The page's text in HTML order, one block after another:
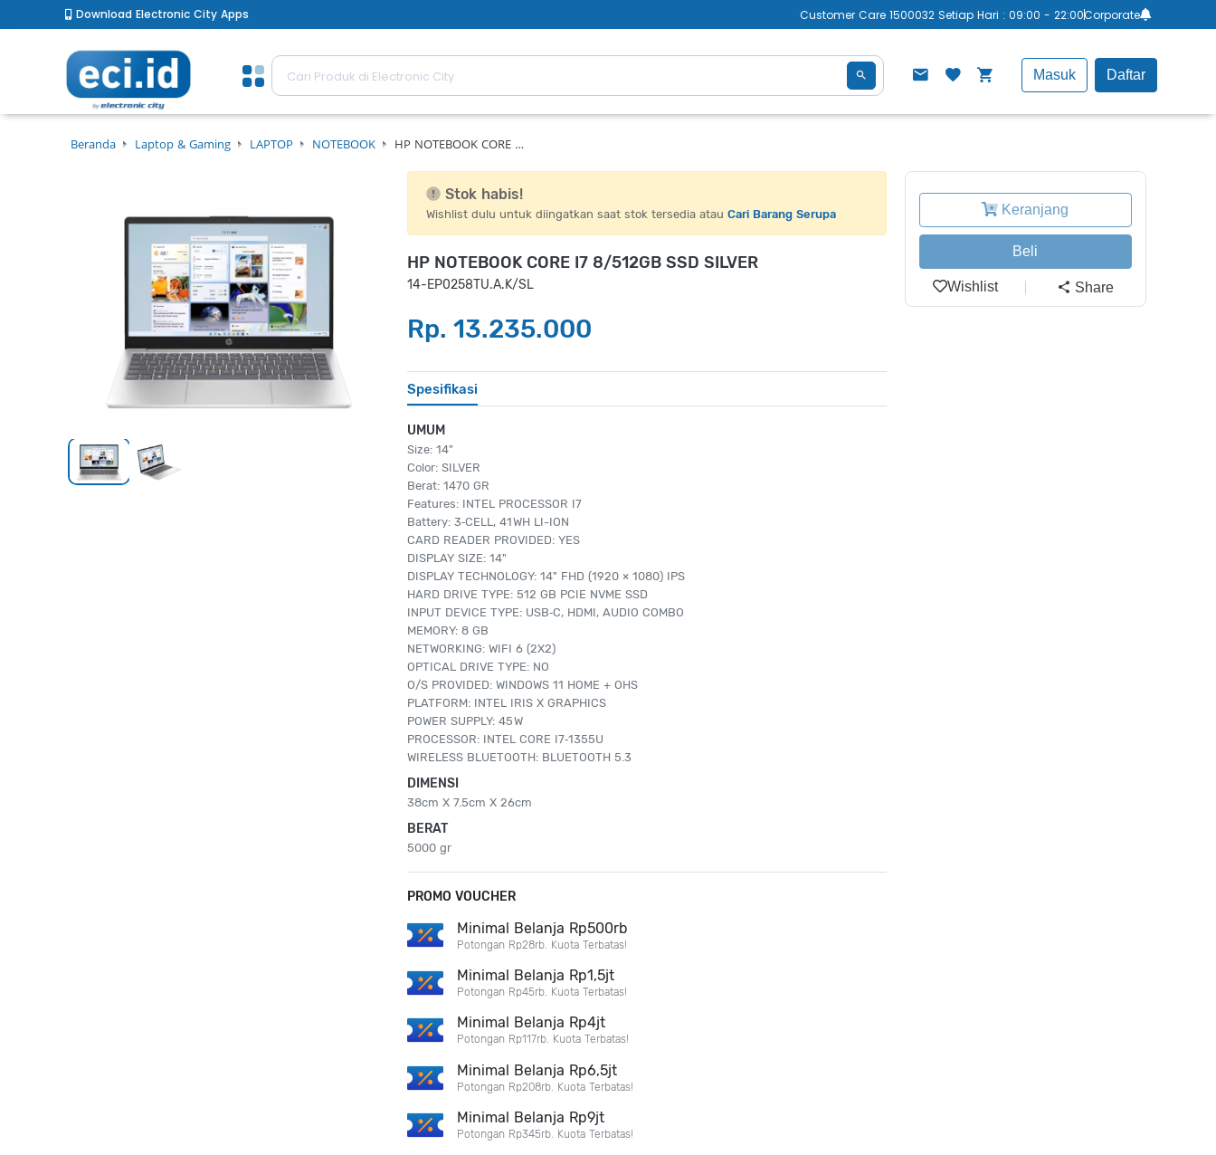
Download Electronic City Apps Customer Care 1500032 Setiap Hari : 09:00 - 22:00Corporate
Masuk Daftar
Beranda Laptop & Gaming LAPTOP NOTEBOOK HP NOTEBOOK CORE …
Stok habis!
Wishlist dulu untuk diingatkan saat stok tersedia atauCari Barang Serupa
HP NOTEBOOK CORE I7 8/512GB SSD SILVER
14-EP0258TU.A.K/SL
Rp. 13.235.000
Spesifikasi
UMUM
Size: 14"
Color: SILVER
Berat: 1470 GR
Features: INTEL PROCESSOR I7
Battery: 3‑CELL, 41 WH LI-ION
CARD READER PROVIDED: YES
DISPLAY SIZE: 14"
DISPLAY TECHNOLOGY: 14" FHD (1920 × 1080) IPS
HARD DRIVE TYPE: 512 GB PCIE NVME SSD
INPUT DEVICE TYPE: USB‑C, HDMI, AUDIO COMBO
MEMORY: 8 GB
NETWORKING: WIFI 6 (2X2)
OPTICAL DRIVE TYPE: NO
O/S PROVIDED: WINDOWS 11 HOME + OHS
PLATFORM: INTEL IRIS X GRAPHICS
POWER SUPPLY: 45 W
PROCESSOR: INTEL CORE I7‑1355U
WIRELESS BLUETOOTH: BLUETOOTH 5.3
DIMENSI
38cm X 7.5cm X 26cm
BERAT
5000 gr
PROMO VOUCHER
Minimal Belanja Rp500rb
Potongan Rp28rb. Kuota Terbatas!
Minimal Belanja Rp1,5jt
Potongan Rp45rb. Kuota Terbatas!
Minimal Belanja Rp4jt
Potongan Rp117rb. Kuota Terbatas!
Minimal Belanja Rp6,5jt
Potongan Rp208rb. Kuota Terbatas!
Minimal Belanja Rp9jt
Potongan Rp345rb. Kuota Terbatas!
Keranjang
Beli
Wishlist Share